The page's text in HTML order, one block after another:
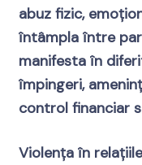
abuz fizic,
întâmpla între
manifesta în
împingeri,
control financiar
Violența în